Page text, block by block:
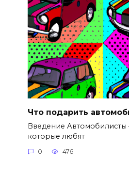
Что подарить
Введение
которые любят
0 476